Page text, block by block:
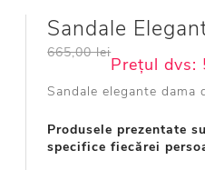
Sandale
665,00 lei
Prețul dvs:
Sandale elegante
Produsele prezentate
specifice fiecărei